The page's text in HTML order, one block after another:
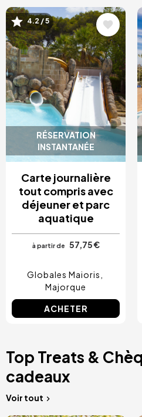
RÉSERVATION
INSTANTANÉE
Image
4.2 / 5
Carte journalière
tout compris avec
déjeuner et parc
aquatique
à partir de 57,75 €
Globales Maioris
Majorque
ACHETER
Top Treats &
cadeaux
Voir tout